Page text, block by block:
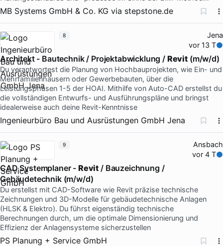
MB Systems GmbH & Co. KG via stepstone.de
Jena
vor 13 T
Architekt - Bautechnik / Projektabwicklung / Revit (m/w/d)
Du verantwortest die Planung von Hochbauprojekten, wie Ein- und
Mehrfamilienhäusern oder Gewerbebauten, über die
Leistungsphasen 1-5 der HOAI. Mithilfe von Auto-CAD erstellst du
die vollständigen Entwurfs- und Ausführungspläne und bringst
idealerweise auch deine Revit-Kenntnisse
Ingenieurbüro Bau und Ausrüstungen GmbH Jena
8
Ansbach
vor 4 T
CAD Systemplaner - Revit / Bauzeichnung /
Gebäudetechnik (m/w/d)
Du erstellst mit CAD-Software wie Revit präzise technische
Zeichnungen und 3D-Modelle für gebäudetechnische Anlagen
(HLSK & Elektro). Du führst eigenständig technische
Berechnungen durch, um die optimale Dimensionierung und
Effizienz der Anlagensysteme sicherzustellen
PS Planung + Service GmbH
9